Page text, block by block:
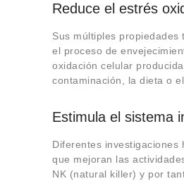
Reduce el estrés
Sus múltiples propiedades
el proceso de
oxidación celular
contaminación, la dieta o el
Estimula el sistema
Diferentes investigaciones
que mejoran las
NK (natural killer) y por